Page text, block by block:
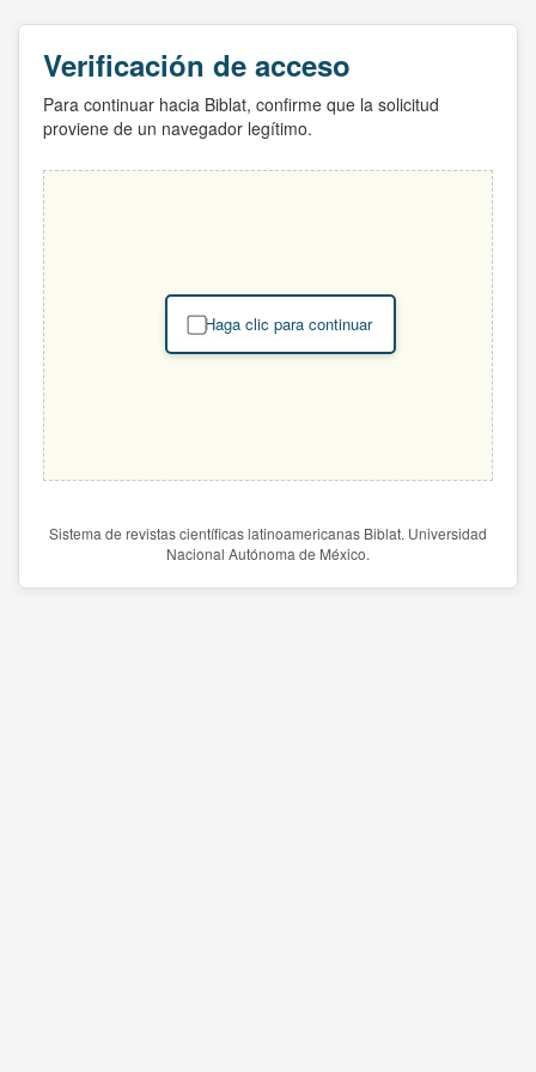
Verificación de acceso
Para continuar hacia Biblat, confirme que la solicitud
proviene de un navegador legítimo.
Haga clic para continuar
Sistema de revistas científicas latinoamericanas Biblat. Universidad
Nacional Autónoma de México.